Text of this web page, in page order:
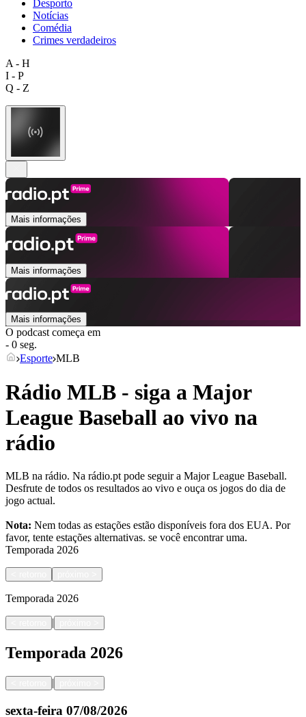
Desporto
Notícias
Comédia
Crimes verdadeiros
A - H
I - P
Q - Z
Mais informações
Mais informações
Mais informações
O podcast começa em
- 0 seg.
Esporte MLB
Rádio MLB - siga a Major
League Baseball ao vivo na
rádio
MLB na rádio. Na rádio.pt pode seguir a Major League Baseball.
Desfrute de todos os resultados ao vivo e ouça os jogos do dia de
jogo actual.
Nota: Nem todas as estações estão disponíveis fora dos EUA. Por
favor, tente estações alternativas. se você encontrar uma.
Temporada 2026
Temporada 2026
|
Temporada 2026
|
sexta-feira 07/08/2026